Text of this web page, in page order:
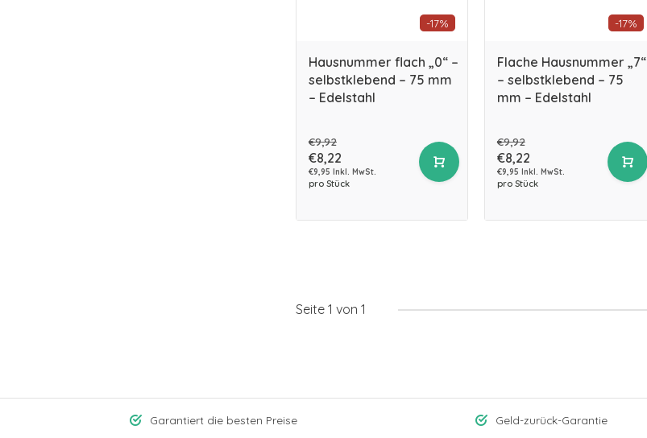
-17%
Hausnummer flach „0“ –
selbstklebend – 75 mm
– Edelstahl
€9,92
€8,22
€9,95 Inkl. MwSt.
pro Stück
-17%
Flache Hausnummer „7“
– selbstklebend – 75
mm – Edelstahl
€9,92
€8,22
€9,95 Inkl. MwSt.
pro Stück
Seite 1 von 1
Garantiert die besten Preise Geld-zurück-Garantie